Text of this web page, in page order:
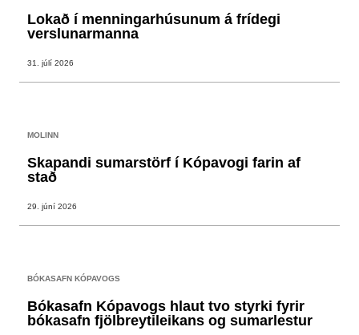
Lokað í menningarhúsunum á frídegi
verslunarmanna
31. júlí 2026
MOLINN
Skapandi sumarstörf í Kópavogi farin af
stað
29. júní 2026
BÓKASAFN KÓPAVOGS
Bókasafn Kópavogs hlaut tvo styrki fyrir
bókasafn fjölbreytileikans og sumarlestur